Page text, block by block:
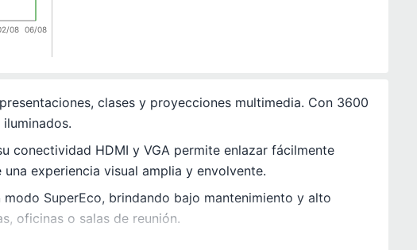
08 06/08
clases y proyecciones multimedia. Con 3600
conectividad HDMI y VGA permite enlazar fácilmente
experiencia visual amplia y envolvente.
SuperEco, brindando bajo mantenimiento y alto
oficinas o salas de reunión.